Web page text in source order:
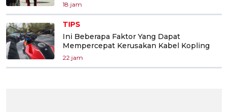
18 jam
TIPS
Ini Beberapa Faktor Yang Dapat
Mempercepat Kerusakan Kabel Kopling
22 jam